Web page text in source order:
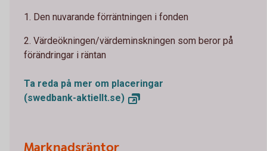
1. Den nuvarande förräntningen i fonden
2. Värdeökningen/värdeminskningen som beror på
förändringar i räntan
Ta reda på mer om placeringar
(swedbank-aktiellt.se)